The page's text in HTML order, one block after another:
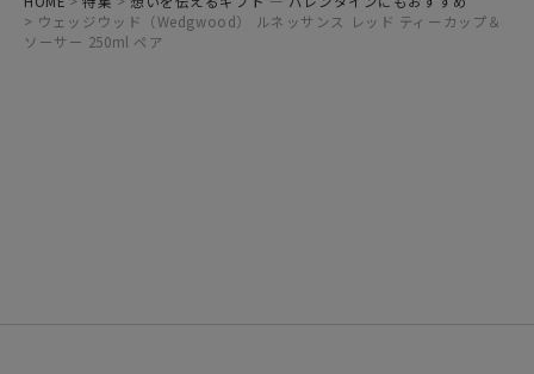
ウェッジウッド（Wedgwood） ルネッサンス レッド ティーカップ＆
ソーサー 250ml ペア